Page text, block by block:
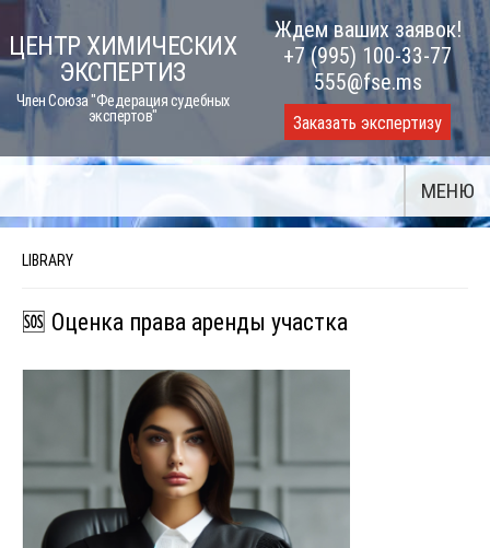
Skip
to
content
ЦЕНТР ХИМИЧЕСКИХ
ЭКСПЕРТИЗ
Член Союза "Федерация судебных
экспертов"
Ждем ваших заявок!
+7 (995) 100-33-77
555@fse.ms
Заказать экспертизу
МЕНЮ
LIBRARY
🆘 Оценка права аренды участка